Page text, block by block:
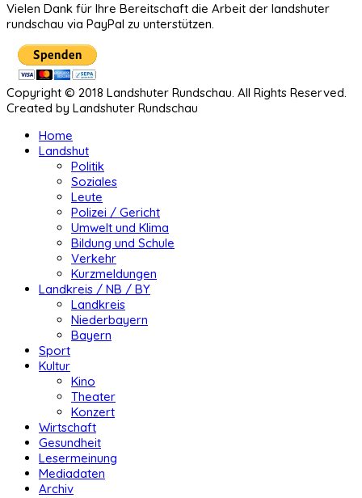
Vielen Dank für Ihre Bereitschaft die Arbeit der landshuter
rundschau via PayPal zu unterstützen.
Copyright © 2018 Landshuter Rundschau. All Rights Reserved.
Created by Landshuter Rundschau
Home
Landshut
Politik
Soziales
Leute
Polizei / Gericht
Umwelt und Klima
Bildung und Schule
Verkehr
Kurzmeldungen
Landkreis / NB / BY
Landkreis
Niederbayern
Bayern
Sport
Kultur
Kino
Theater
Konzert
Wirtschaft
Gesundheit
Lesermeinung
Mediadaten
Archiv